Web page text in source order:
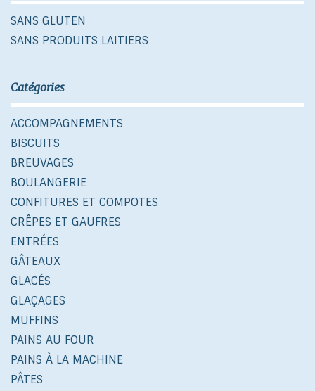
SANS GLUTEN
SANS PRODUITS LAITIERS
Catégories
ACCOMPAGNEMENTS
BISCUITS
BREUVAGES
BOULANGERIE
CONFITURES ET COMPOTES
CRÊPES ET GAUFRES
ENTRÉES
GÂTEAUX
GLACÉS
GLAÇAGES
MUFFINS
PAINS AU FOUR
PAINS À LA MACHINE
PÂTES